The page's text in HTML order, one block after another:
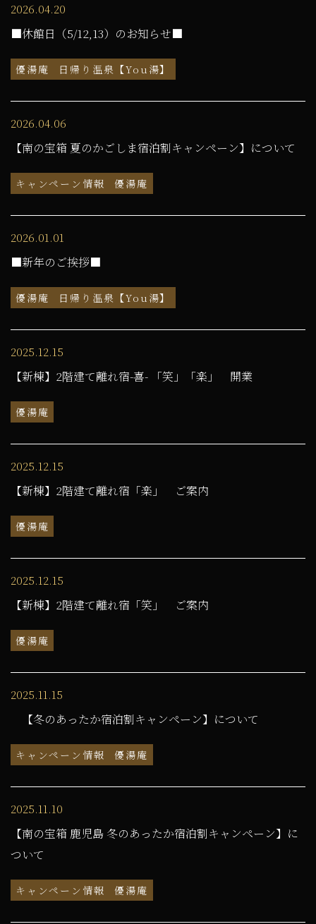
2026.04.20
■休館日（5/12,13）のお知らせ■
優湯庵 日帰り温泉【You湯】
2026.04.06
【南の宝箱 夏のかごしま宿泊割キャンペーン】について
キャンペーン情報 優湯庵
2026.01.01
■新年のご挨拶■
優湯庵 日帰り温泉【You湯】
2025.12.15
【新棟】2階建て離れ宿-喜- 「笑」「楽」 開業
優湯庵
2025.12.15
【新棟】2階建て離れ宿「楽」 ご案内
優湯庵
2025.12.15
【新棟】2階建て離れ宿「笑」 ご案内
優湯庵
2025.11.15
【冬のあったか宿泊割キャンペーン】について
キャンペーン情報 優湯庵
2025.11.10
【南の宝箱 鹿児島 冬のあったか宿泊割キャンペーン】に
ついて
キャンペーン情報 優湯庵